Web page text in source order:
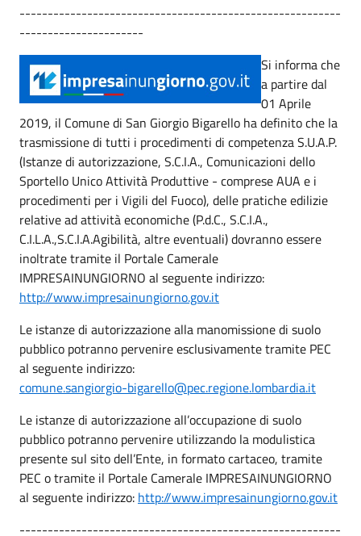
---------------------------------------------------------
----------------------
Si informa che
a partire dal
01 Aprile
2019, il Comune di San Giorgio Bigarello ha definito che la
trasmissione di tutti i procedimenti di competenza S.U.A.P.
(Istanze di autorizzazione, S.C.I.A., Comunicazioni dello
Sportello Unico Attività Produttive - comprese AUA e i
procedimenti per i Vigili del Fuoco), delle pratiche edilizie
relative ad attività economiche (P.d.C., S.C.I.A.,
C.I.L.A.,S.C.I.A.Agibilità, altre eventuali) dovranno essere
inoltrate tramite il Portale Camerale
IMPRESAINUNGIORNO al seguente indirizzo:
http://www.impresainungiorno.gov.it
Le istanze di autorizzazione alla manomissione di suolo
pubblico potranno pervenire esclusivamente tramite PEC
al seguente indirizzo:
comune.sangiorgio-bigarello@pec.regione.lombardia.it
Le istanze di autorizzazione all’occupazione di suolo
pubblico potranno pervenire utilizzando la modulistica
presente sul sito dell’Ente, in formato cartaceo, tramite
PEC o tramite il Portale Camerale IMPRESAINUNGIORNO
al seguente indirizzo: http://www.impresainungiorno.gov.it
---------------------------------------------------------